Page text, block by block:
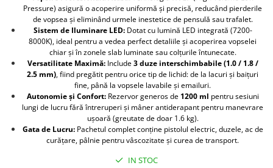
Protectia muncii
Scule Pneumatice
Slefuitoare
Suport auto
Suport motocicleta
Surubelnite
Tunuri de caldura si aeroteme
Utilaje constructie
Pressure) asigură o acoperire uniformă și precisă, reducând pierderile
de vopsea și eliminând urmele inestetice de pensulă sau trafalet.
Sistem de Iluminare LED:Dotat cu lumină LED integrată (7200-
8000K), ideal pentru a vedea perfect detaliile și acoperirea vopselei
chiar și în zonele slab luminate sau colțurile întunecate.
Versatilitate Maximă:Include3 duze interschimbabile (1.0 / 1.8 /
2.5 mm), fiind pregătit pentru orice tip de lichid: de la lacuri și baițuri
fine, până la vopsele lavabile și emailuri.
Autonomie și Confort:Rezervor generos de 1200 ml pentru sesiuni
lungi de lucru fără întreruperi și mâner antiderapant pentru manevrare
ușoară (greutate de doar 1.6 kg).
Gata de Lucru:Pachetul complet conține pistolul electric, duzele, ac de
curățare, pâlnie pentru vâscozitate și curea de transport.
IN STOC